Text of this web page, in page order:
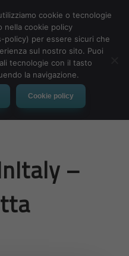
Made
–
cookie o tecnologie
nella cookie policy
per essere sicuri che
sul nostro sito. Puoi
tecnologie con il tasto
la navigazione.
Cookie policy